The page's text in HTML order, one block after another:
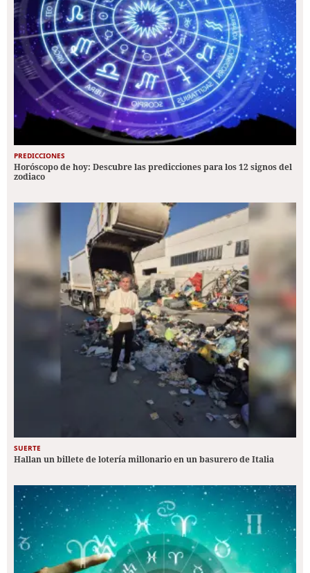
PREDICCIONES
Horóscopo de hoy: Descubre las predicciones para los 12 signos del
zodiaco
SUERTE
Hallan un billete de lotería millonario en un basurero de Italia